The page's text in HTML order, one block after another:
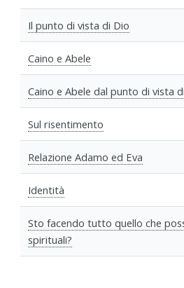
Il punto di vista di Dio
Caino e Abele
Caino e Abele dal punto di vista
Sul risentimento
Relazione Adamo ed Eva
Identità
Sto facendo tutto quello che
spirituali?